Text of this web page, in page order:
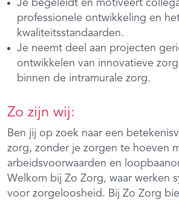
Je begeleidt en motiveert
professionele ontwikkeling en
kwaliteitsstandaarden.
Je neemt deel aan projecten
ontwikkelen van innovatieve
binnen de intramurale zorg.
Zo zijn wij:
Ben jij op zoek naar een
zorg, zonder je zorgen te hoeven
arbeidsvoorwaarden en
Welkom bij Zo Zorg, waar werken
voor zorgeloosheid. Bij Zo Zorg